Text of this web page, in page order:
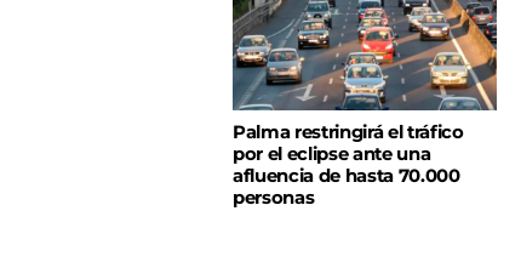
Palma restringirá el tráfico
por el eclipse ante una
afluencia de hasta 70.000
personas